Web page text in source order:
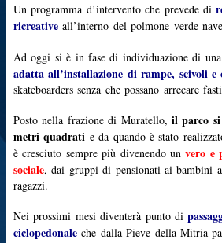
Un programma d’intervento che prevede di
ricreative all’interno del polmone verde
Ad oggi si è in fase di individuazione di una
adatta all’installazione di rampe, scivoli e
skateboarders senza che possano arrecare
Posto nella frazione di Muratello, il parco si
metri quadrati e da quando è stato
è cresciuto sempre più divenendo unvero e
sociale, dai gruppi di pensionati ai bambini
ragazzi.
Nei prossimi mesi diventerà punto di
ciclopedonale che dalla Pieve della Mitria